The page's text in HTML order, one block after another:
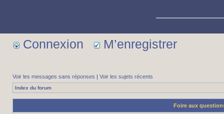
Connexion M’enregistrer
Voir les messages sans réponses | Voir les sujets récents
Index du forum
Foire aux